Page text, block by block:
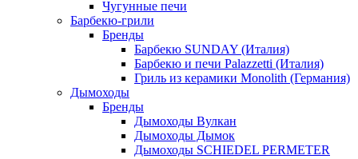
Чугунные печи
Барбекю-грили
Бренды
Барбекю SUNDAY (Италия)
Барбекю и печи Palazzetti (Италия)
Гриль из керамики Monolith (Германия)
Дымоходы
Бренды
Дымоходы Вулкан
Дымоходы Дымок
Дымоходы SCHIEDEL PERMETER